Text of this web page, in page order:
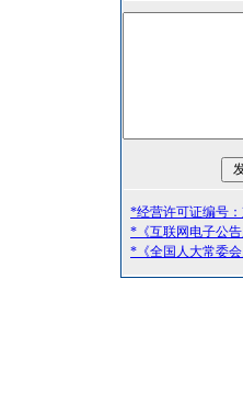
*经营许可证编号：
*《互联网电子公告
*《全国人大常委